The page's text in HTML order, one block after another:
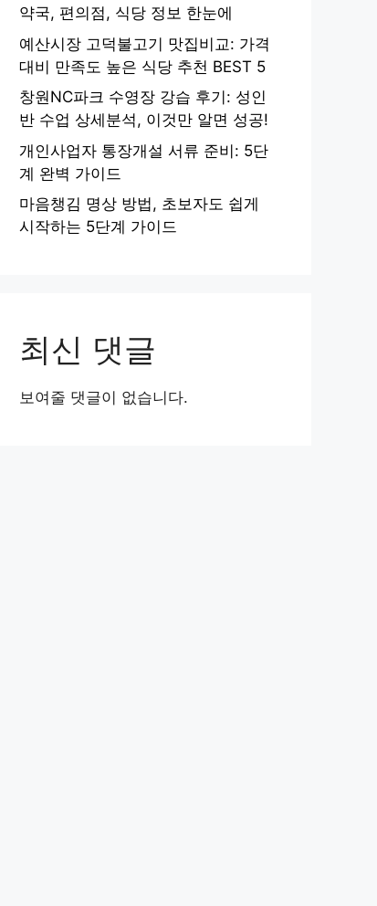
약국, 편의점, 식당 정보 한눈에
예산시장 고덕불고기 맛집비교: 가격
대비 만족도 높은 식당 추천 BEST 5
창원NC파크 수영장 강습 후기: 성인
반 수업 상세분석, 이것만 알면 성공!
개인사업자 통장개설 서류 준비: 5단
계 완벽 가이드
마음챙김 명상 방법, 초보자도 쉽게
시작하는 5단계 가이드
최신 댓글
보여줄 댓글이 없습니다.